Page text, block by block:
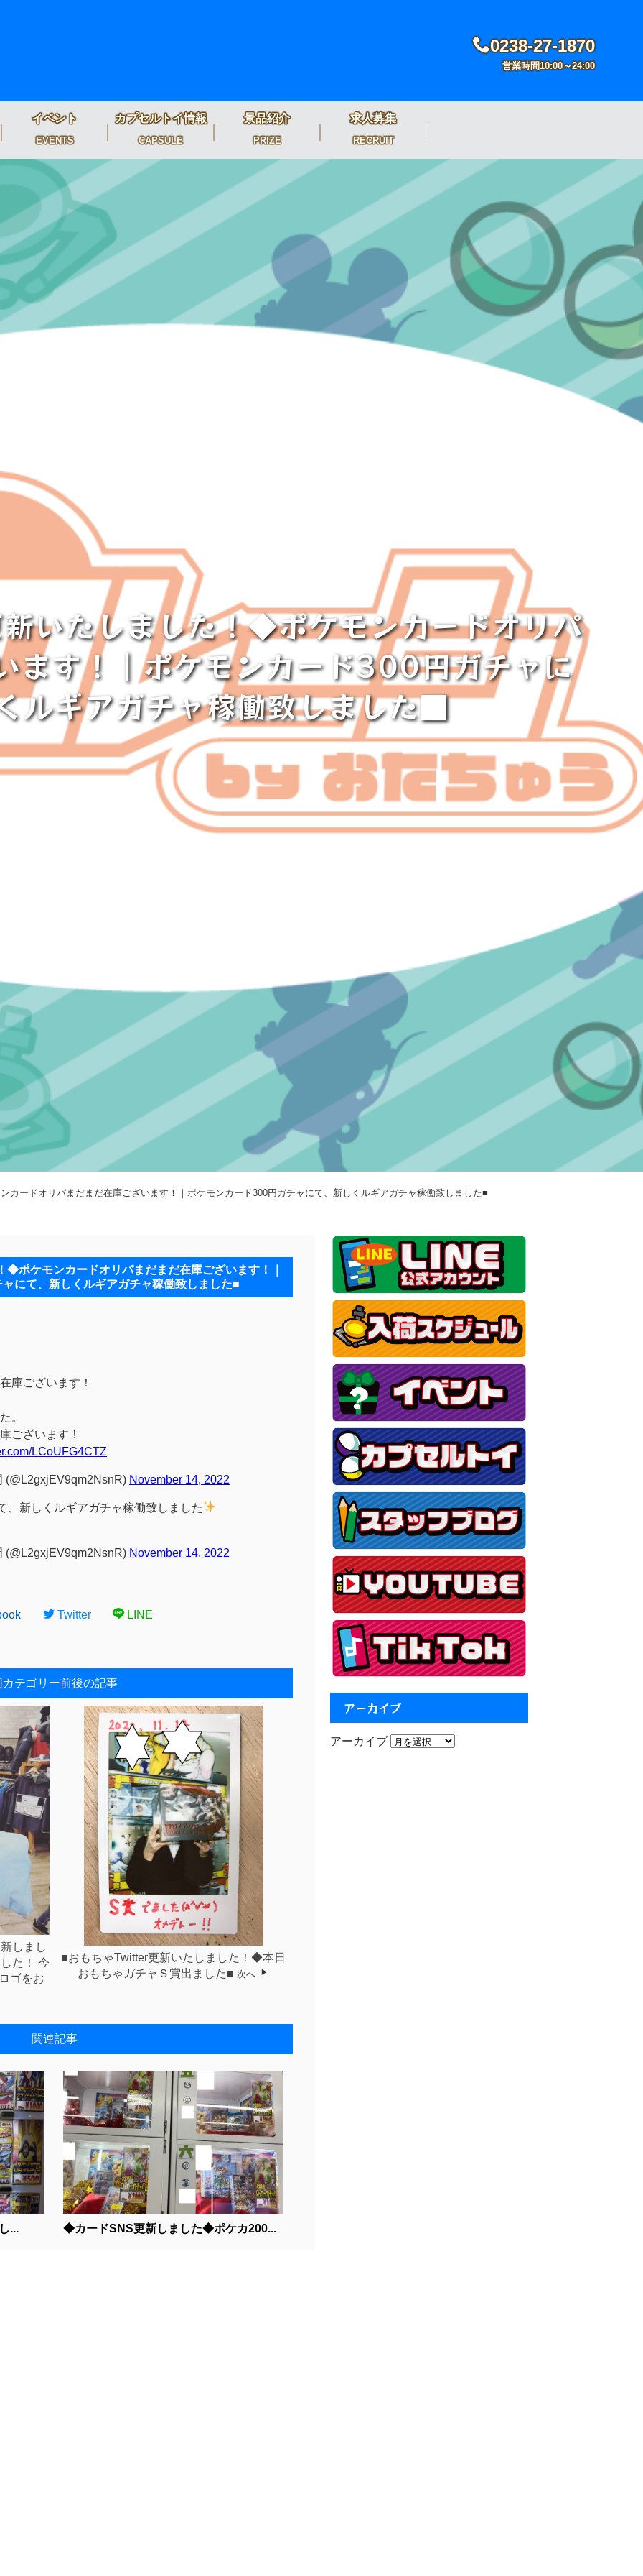
0238-27-1870
営業時間10:00～24:00
イベント
EVENTS
カプセルトイ情報
CAPSULE
景品紹介
PRIZE
求人募集
RECRUIT
いたしました！◆ポケモンカードオリパ
ます！｜ポケモンカード300円ガチャに
ルギアガチャ稼働致しました■
カードオリパまだまだ在庫ございます！｜ポケモンカード300円ガチャにて、新しくルギアガチャ稼働致しました■
ポケモンカードオリパまだまだ在庫ございます！｜
にて、新しくルギアガチャ稼働致しました■
庫ございます！
。
ございます！
LCoUFG4CTZ
November 14, 2022
、新しくルギアガチャ稼働致しました
November 14, 2022
Twitter LINE
カテゴリー前後の記事
しまし
た！ 今
ゴをお
■おもちゃTwitter更新いたしました！◆本日
おもちゃガチャＳ賞出ました■ 次へ
関連記事
... ◆カードSNS更新しました◆ポケカ200...
アーカイブ
アーカイブ